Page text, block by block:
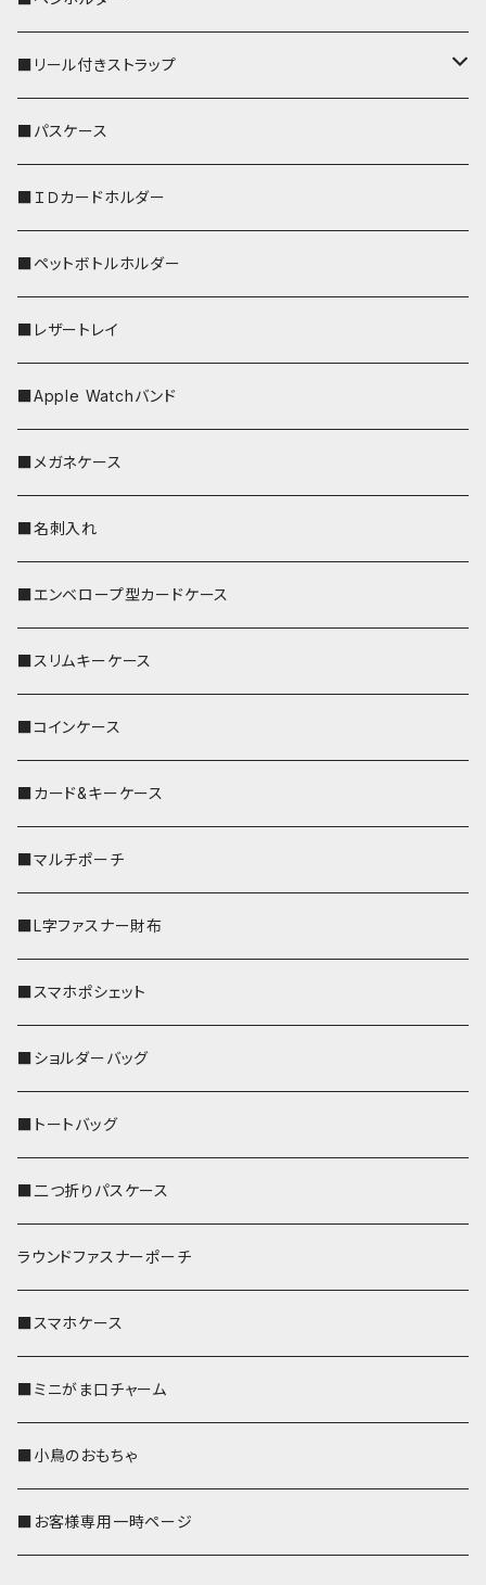
■リール付きストラップ
リールのみ
ストラップ付
■パスケース
■ＩＤカードホルダー
■ペットボトルホルダー
■レザートレイ
■Apple Watchバンド
■メガネケース
■名刺入れ
■エンベロープ型カードケース
■スリムキーケース
■コインケース
■カード&キーケース
■マルチポーチ
■L字ファスナー財布
■スマホポシェット
■ショルダーバッグ
■トートバッグ
■二つ折りパスケース
ラウンドファスナーポーチ
■スマホケース
■ミニがま口チャーム
■小鳥のおもちゃ
■お客様専用一時ページ